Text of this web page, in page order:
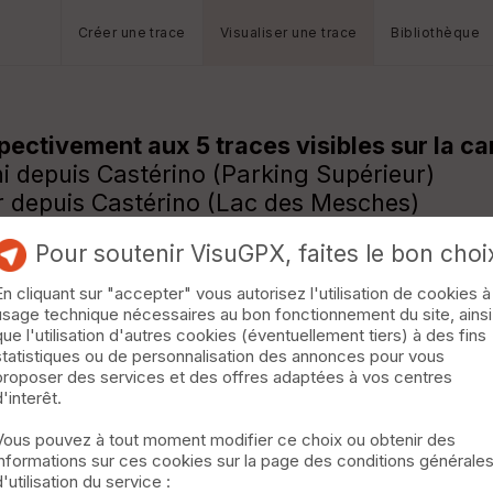
Créer une trace Visualiser une trace Bibliothèque
aux 5 traces visibles sur la
depuis Castérino (Parking Supérieur)
Castérino (Lac des Mesches)
depuis Castérino (Lac des Mesches)
(Refuge des Merveilles) avec retour à
le Vallon de la Minière depuis
page suivante :
les cartes IGN au 1:25 000 :
randonnée de 2 manières:
Pour soutenir VisuGPX, faites le bon
cliquant sur "accepter" vous autorisez l'utilisation de cookies à
technique nécessaires au bon fonctionnement du site, ainsi
l'utilisation d'autres cookies (éventuellement tiers) à des fins
ou de personnalisation des annonces pour vous
des services et des offres adaptées à vos centres
pouvez à tout moment modifier ce choix ou obtenir des
sur ces cookies sur la page des conditions générales
du service :